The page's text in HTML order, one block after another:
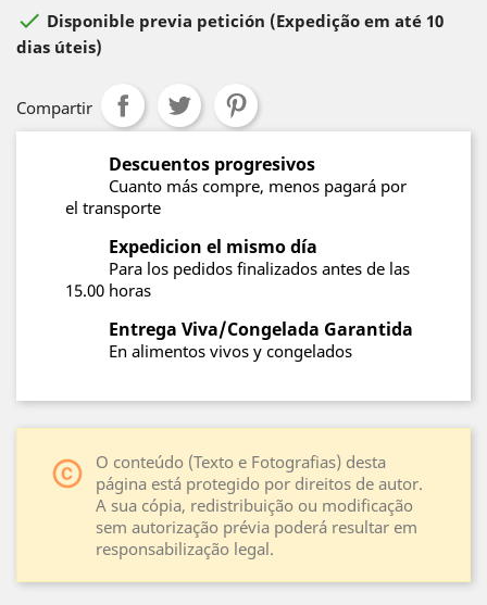
 Disponible previa petición (Expedição em até 10
dias úteis)
Compartir
Descuentos progresivos
Cuanto más compre, menos pagará por
el transporte
Expedicion el mismo día
Para los pedidos finalizados antes de las
15.00 horas
Entrega Viva/Congelada Garantida
En alimentos vivos y congelados
copyright
O conteúdo (Texto e Fotografias) desta
página está protegido por direitos de autor.
A sua cópia, redistribuição ou modificação
sem autorização prévia poderá resultar em
responsabilização legal.